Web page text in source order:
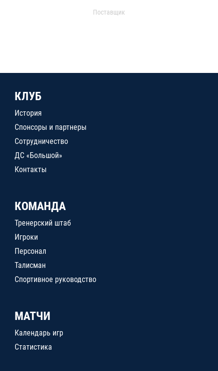
Поставщик
КЛУБ
История
Спонсоры и партнеры
Сотрудничество
ДС «Большой»
Контакты
КОМАНДА
Тренерский штаб
Игроки
Персонал
Талисман
Спортивное руководство
МАТЧИ
Календарь игр
Статистика